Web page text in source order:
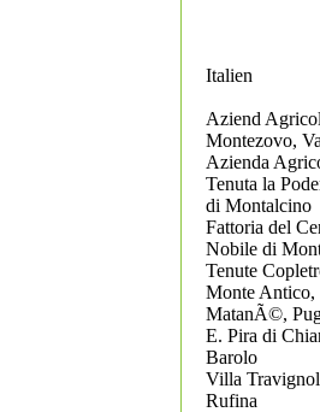
Italien
Aziend
Montezovo,
Azienda
Tenuta la
di Montalcino
Fattoria del
Nobile di
Tenute
Monte Antico,
MatanÃ©,
E. Pira di
Barolo
Villa
Rufina